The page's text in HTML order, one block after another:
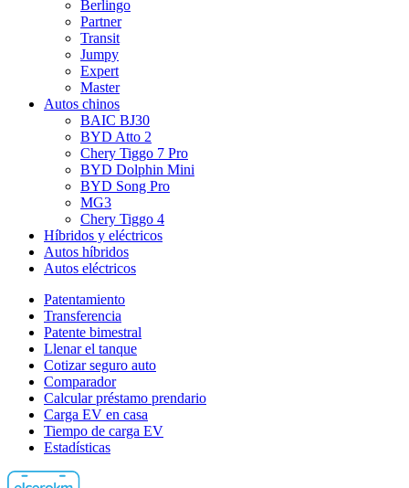
Berlingo
Partner
Transit
Jumpy
Expert
Master
Autos chinos
BAIC BJ30
BYD Atto 2
Chery Tiggo 7 Pro
BYD Dolphin Mini
BYD Song Pro
MG3
Chery Tiggo 4
Híbridos y eléctricos
Autos híbridos
Autos eléctricos
Patentamiento
Transferencia
Patente bimestral
Llenar el tanque
Cotizar seguro auto
Comparador
Calcular préstamo prendario
Carga EV en casa
Tiempo de carga EV
Estadísticas